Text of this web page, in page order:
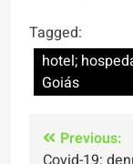
Tagged:
hotel;
Goiás
Previous: